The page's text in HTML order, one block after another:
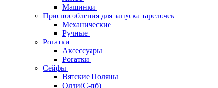
Машинки
Приспособления для запуска тарелочек
Механические
Ручные
Рогатки
Аксессуары
Рогатки
Сейфы
Вятские Поляны
Олди(С-пб)